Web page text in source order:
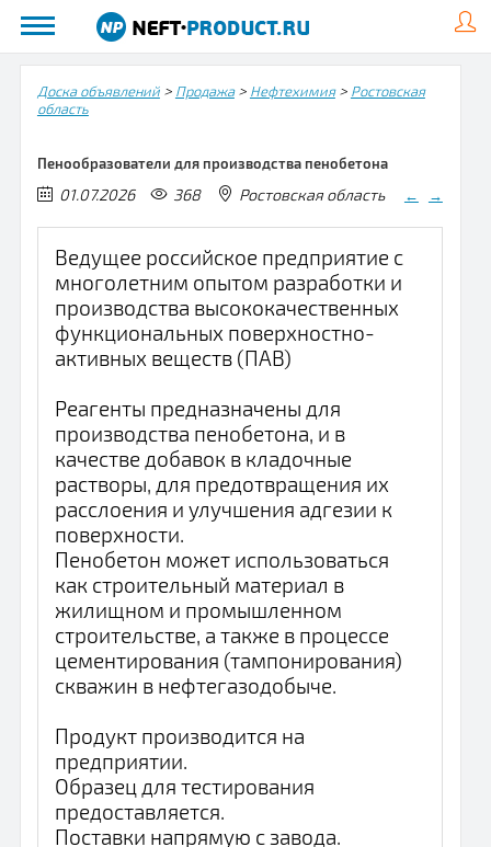
Доска объявлений> Продажа> Нефтехимия> Ростовская
область
Пенообразователи для производства пенобетона
01.07.2026 368 Ростовская область ← →
Ведущее российское предприятие с
многолетним опытом разработки и
производства высококачественных
функциональных поверхностно-
активных веществ (ПАВ)
Реагенты предназначены для
производства пенобетона, и в
качестве добавок в кладочные
растворы, для предотвращения их
расслоения и улучшения адгезии к
поверхности.
Пенобетон может использоваться
как строительный материал в
жилищном и промышленном
строительстве, а также в процессе
цементирования (тампонирования)
скважин в нефтегазодобыче.
Продукт производится на
предприятии.
Образец для тестирования
предоставляется.
Поставки напрямую с завода.